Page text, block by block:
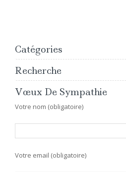
Catégories
Recherche
Vœux De Sympathie
Votre nom (obligatoire)
Votre email (obligatoire)